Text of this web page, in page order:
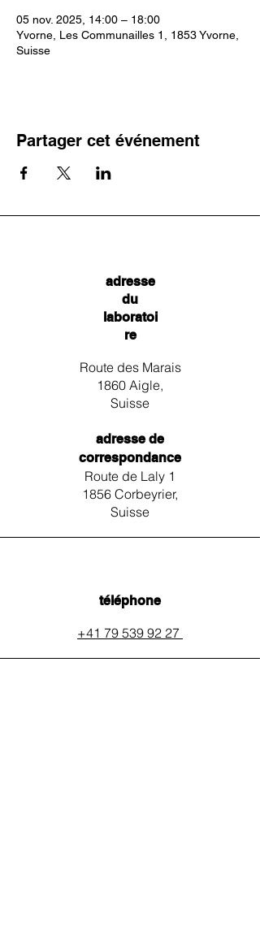
05 nov. 2025, 14:00 – 18:00
Yvorne, Les Communailles 1, 1853 Yvorne,
Suisse
Partager cet événement
adresse
du
laboratoi
re
Route des Marais
1860 Aigle,
Suisse
adresse de
correspondance
Route de Laly 1
1856 Corbeyrier,
Suisse
téléphone
+41 79 539 92 27